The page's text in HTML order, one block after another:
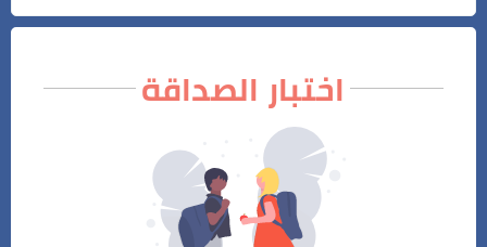
اختبار الصداقة